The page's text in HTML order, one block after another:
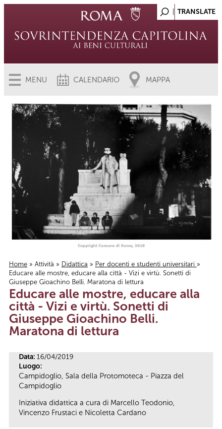
MENU CALENDARIO MAPPA
Tu sei qui
Home » Attività » Didattica » Per docenti e studenti universitari »
Educare alle mostre, educare alla città - Vizi e virtù. Sonetti di
Giuseppe Gioachino Belli. Maratona di lettura
Educare alle mostre, educare alla
città - Vizi e virtù. Sonetti di
Giuseppe Gioachino Belli.
Maratona di lettura
Data: 16/04/2019
Luogo:
Campidoglio, Sala della Protomoteca - Piazza del
Campidoglio
Iniziativa didattica a cura di Marcello Teodonio,
Vincenzo Frustaci e Nicoletta Cardano